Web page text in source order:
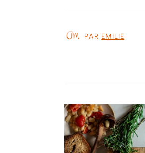
PAREMILIE